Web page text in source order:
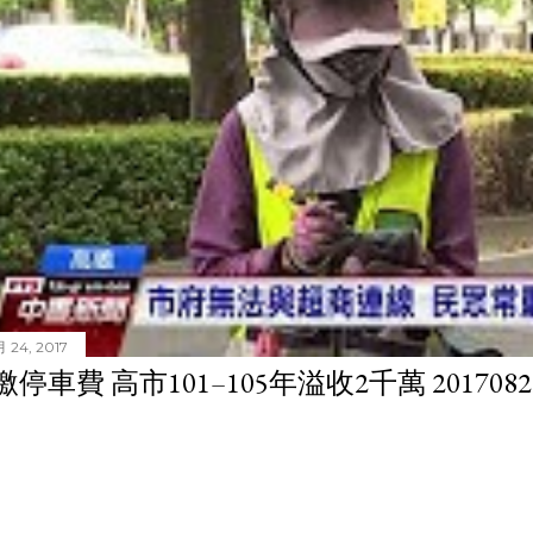
24, 2017
停車費 高市101–105年溢收2千萬